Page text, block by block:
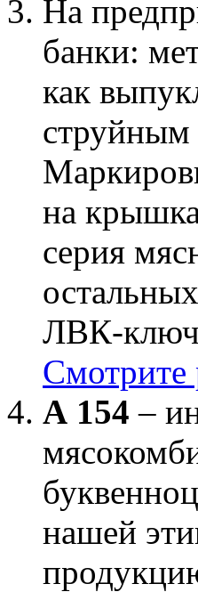
На
банки:
как
струйным
на
серия
ЛВК-
Смотрите
А 154 –
нашей